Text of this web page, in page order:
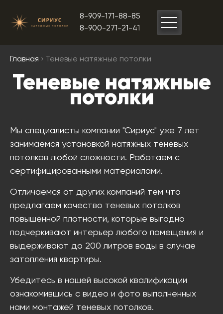
8-909-171-88-85
8-900-271-21-41
Главная › Теневые натяжные потолки
Теневые натяжные
потолки
Мы специалисты компании "Сириус" уже 7 лет
занимаемся установкой натяжных теневых
потолков любой сложности. Работаем с
сертифицированными материалами.
Отличаемся от других компаний тем что
предлагаем качество теневых потолков
повышенной плотности, которые выгодно
подчеркивают интерьер любого помещения и
выдерживают до 200 литров воды в случае
затопления квартиры.
Убедитесь в нашей высокой квалификации
ознакомившись с видео и фото выполненных
нами монтажей теневых потолков.